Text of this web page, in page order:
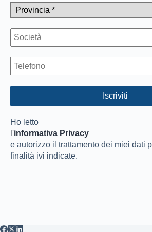
Ho letto
l'informativa Privacy
e autorizzo il trattamento dei miei dati
finalità ivi indicate.